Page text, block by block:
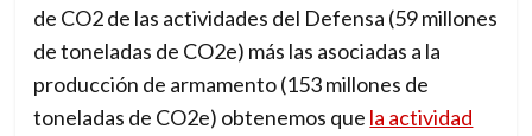
de CO2 de las actividades del Defensa (59 millones
de toneladas de CO2e) más las asociadas a la
producción de armamento (153 millones de
toneladas de CO2e) obtenemos que la actividad